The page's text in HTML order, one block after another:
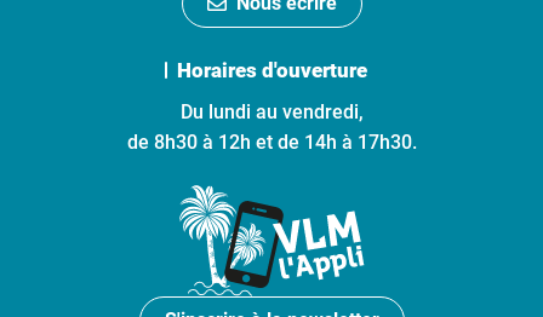
Horaires d'ouverture
Du lundi au vendredi,
de 8h30 à 12h et de 14h à 17h30.